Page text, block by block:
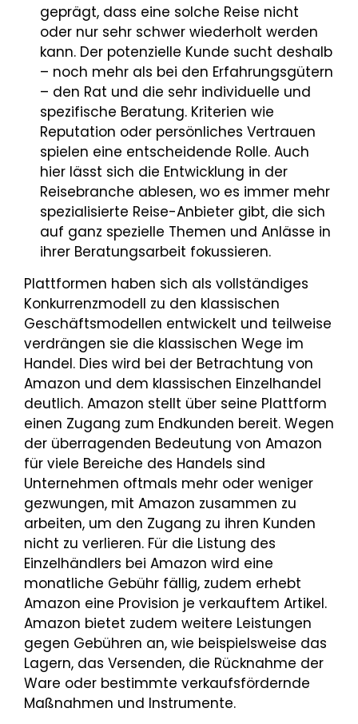
geprägt, dass eine solche Reise nicht
oder nur sehr schwer wiederholt werden
kann. Der potenzielle Kunde sucht deshalb
– noch mehr als bei den Erfahrungsgütern
– den Rat und die sehr individuelle und
spezifische Beratung. Kriterien wie
Reputation oder persönliches Vertrauen
spielen eine entscheidende Rolle. Auch
hier lässt sich die Entwicklung in der
Reisebranche ablesen, wo es immer mehr
spezialisierte Reise-Anbieter gibt, die sich
auf ganz spezielle Themen und Anlässe in
ihrer Beratungsarbeit fokussieren.
Plattformen haben sich als vollständiges
Konkurrenzmodell zu den klassischen
Geschäftsmodellen entwickelt und teilweise
verdrängen sie die klassischen Wege im
Handel. Dies wird bei der Betrachtung von
Amazon und dem klassischen Einzelhandel
deutlich. Amazon stellt über seine Plattform
einen Zugang zum Endkunden bereit. Wegen
der überragenden Bedeutung von Amazon
für viele Bereiche des Handels sind
Unternehmen oftmals mehr oder weniger
gezwungen, mit Amazon zusammen zu
arbeiten, um den Zugang zu ihren Kunden
nicht zu verlieren. Für die Listung des
Einzelhändlers bei Amazon wird eine
monatliche Gebühr fällig, zudem erhebt
Amazon eine Provision je verkauftem Artikel.
Amazon bietet zudem weitere Leistungen
gegen Gebühren an, wie beispielsweise das
Lagern, das Versenden, die Rücknahme der
Ware oder bestimmte verkaufsfördernde
Maßnahmen und Instrumente.